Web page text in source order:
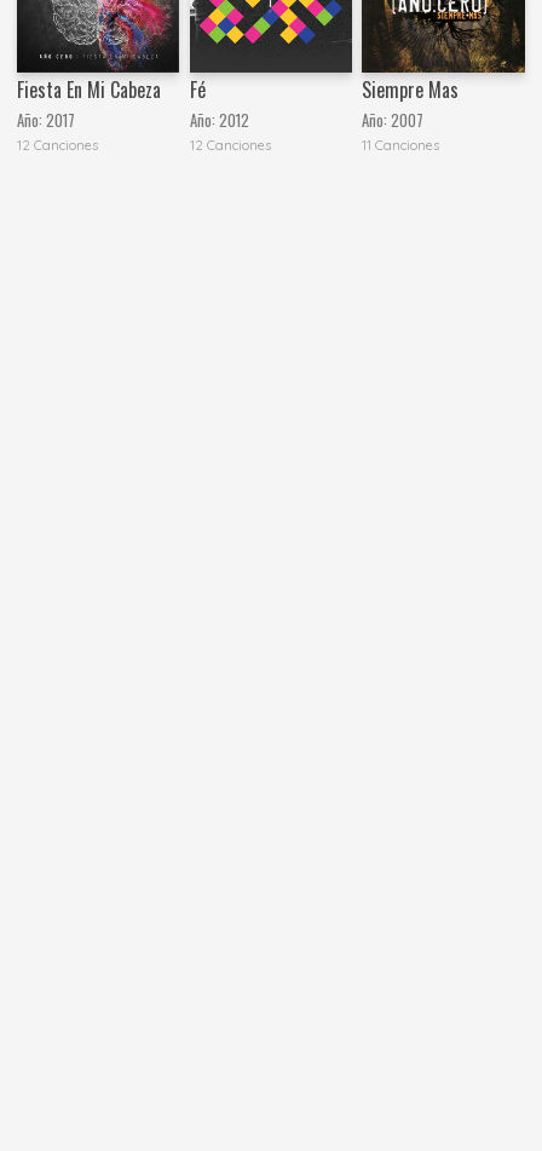
Fiesta En Mi Cabeza
Año:2017
12 Canciones
Fé
Año: 2012
12 Canciones
Siempre Mas
Año:2007
11 Canciones